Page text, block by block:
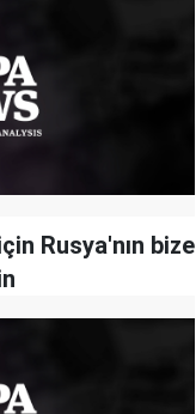
Rusya'nın bize